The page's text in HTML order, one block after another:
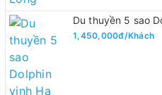
Du thuyền 5 sao
1,450,000đ/Khách